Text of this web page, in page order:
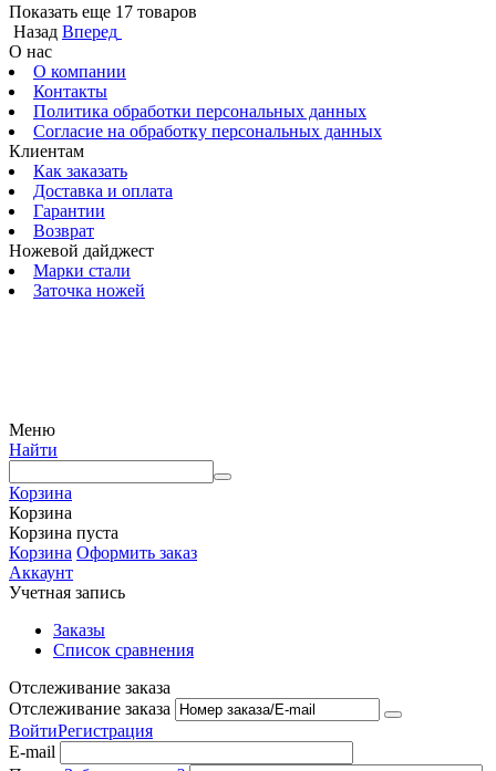
Показать еще 17 товаров
Назад Вперед
О нас
О компании
Контакты
Политика обработки персональных данных
Согласие на обработку персональных данных
Клиентам
Как заказать
Доставка и оплата
Гарантии
Возврат
Ножевой дайджест
Марки стали
Заточка ножей
Меню
Найти
Корзина
Корзина
Корзина пуста
Корзина Оформить заказ
Аккаунт
Учетная запись
Заказы
Список сравнения
Отслеживание заказа
Отслеживание заказа
ВойтиРегистрация
E-mail